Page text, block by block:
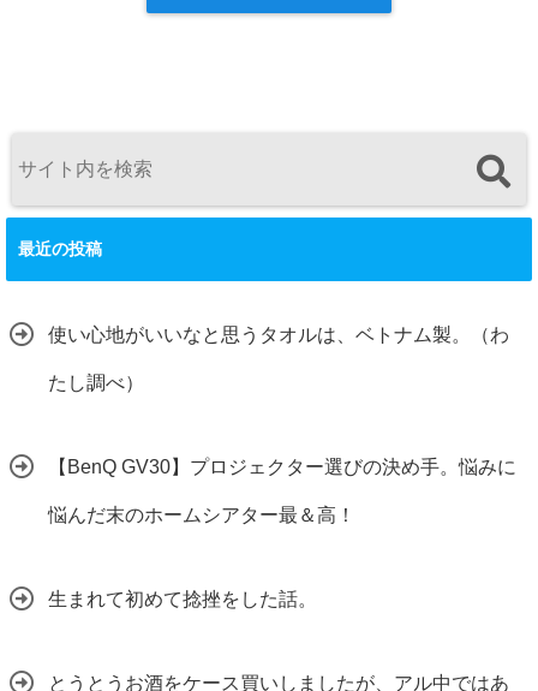
最近の投稿
使い心地がいいなと思うタオルは、ベトナム製。（わ
たし調べ）
【BenQ GV30】プロジェクター選びの決め手。悩みに
悩んだ末のホームシアター最＆高！
生まれて初めて捻挫をした話。
とうとうお酒をケース買いしましたが、アル中ではあ